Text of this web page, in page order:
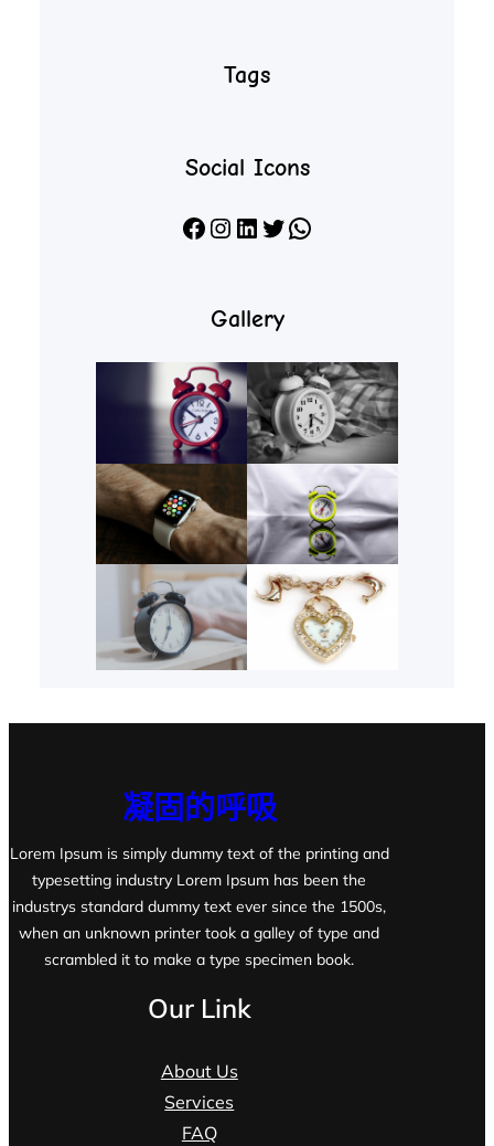
Tags
Social Icons
Facebook Instagram LinkedIn X WhatsApp
Gallery
凝固的呼吸
Lorem Ipsum is simply dummy text of the printing and
typesetting industry Lorem Ipsum has been the
industrys standard dummy text ever since the 1500s,
when an unknown printer took a galley of type and
scrambled it to make a type specimen book.
Our Link
About Us
Services
FAQ